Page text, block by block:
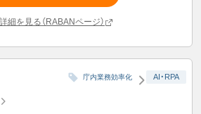
細を見る（RABANページ）
庁内業務効率化 AI・RPA